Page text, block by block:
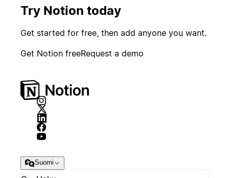
Try Notion today
Get started for free, then add anyone you want.
Get Notion freeRequest a demo
Suomi